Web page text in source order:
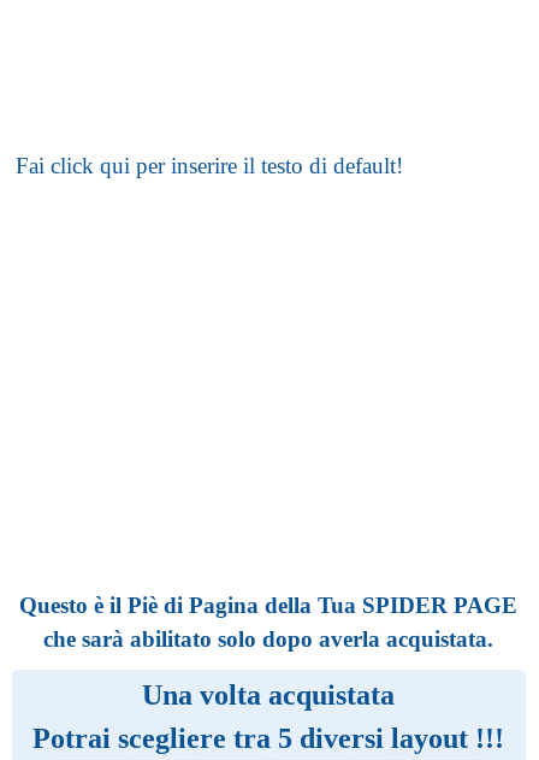
Fai click qui per inserire il testo di default!
Questo è il Piè di Pagina della Tua SPIDER PAGE
che sarà abilitato solo dopo averla acquistata.
Una volta acquistata
Potrai scegliere tra 5 diversi layout !!!